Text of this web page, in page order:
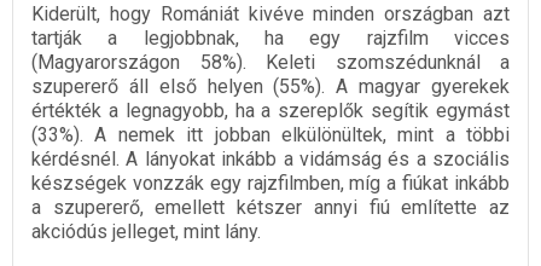
Kiderült, hogy Romániát kivéve minden országban azt
tartják a legjobbnak, ha egy rajzfilm vicces
(Magyarországon 58%). Keleti szomszédunknál a
szupererő áll első helyen (55%). A magyar gyerekek
értékték a legnagyobb, ha a szereplők segítik egymást
(33%). A nemek itt jobban elkülönültek, mint a többi
kérdésnél. A lányokat inkább a vidámság és a szociális
készségek vonzzák egy rajzfilmben, míg a fiúkat inkább
a szupererő, emellett kétszer annyi fiú említette az
akciódús jelleget, mint lány.